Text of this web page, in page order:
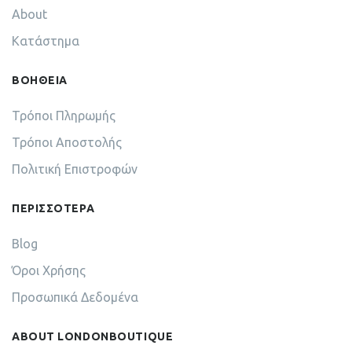
About
Κατάστημα
ΒΟΗΘΕΙΑ
Τρόποι Πληρωμής
Τρόποι Αποστολής
Πολιτική Επιστροφών
ΠΕΡΙΣΣΟΤΕΡΑ
Blog
Όροι Χρήσης
Προσωπικά Δεδομένα
ABOUT LONDONBOUTIQUE